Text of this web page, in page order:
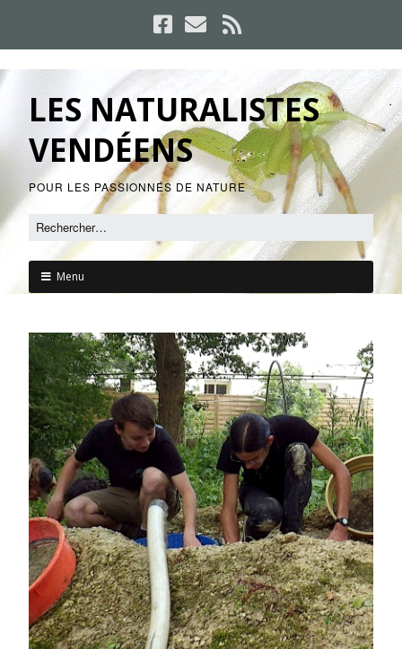
LES NATURALISTES
VENDÉENS
POUR LES PASSIONNÉS DE NATURE
Menu